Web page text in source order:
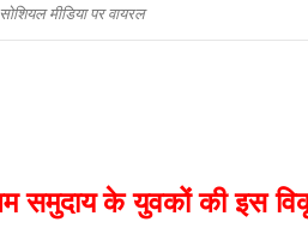
मीडिया पर वायरल
समुदाय के युवकों की इस